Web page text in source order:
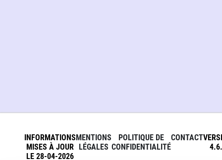
INFORMATIONS
MISES À JOUR
LE 28-04-2026
MENTIONS
LÉGALES
POLITIQUE DE
CONFIDENTIALITÉ
CONTACT